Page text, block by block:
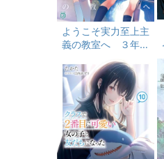
ようこそ実力至上主
義の教室へ ３年生